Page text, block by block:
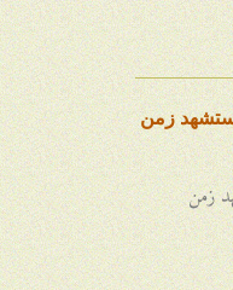
زمن
زمن